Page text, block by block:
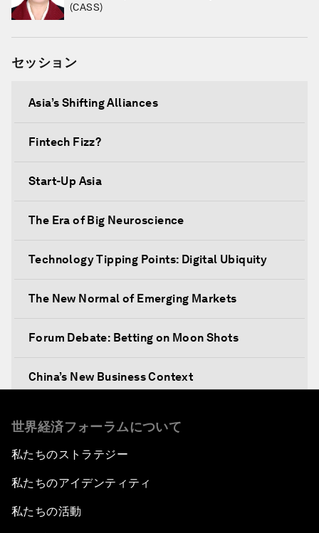
(CASS)
セッション
Asia’s Shifting Alliances
Fintech Fizz?
Start-Up Asia
The Era of Big Neuroscience
Technology Tipping Points: Digital Ubiquity
The New Normal of Emerging Markets
Forum Debate: Betting on Moon Shots
China’s New Business Context
Agenda
After the Brexit
世界経済フォーラムについて
私たちのストラテジー
私たちのアイデンティティ
私たちの活動